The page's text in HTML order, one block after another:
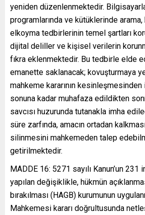
yeniden düzenlenmektedir.
programlarında ve kütüklerinde
elkoyma tedbirlerinin temel şartları
dijital deliller ve kişisel verilerin
fıkra eklenmektedir. Bu tedbirle elde
emanette saklanacak; kovuşturmaya
mahkeme kararının
sonuna kadar muhafaza edildikten
savcısı huzurunda tutanakla imha
süre zarfında, amacın ortadan
silinmesini mahkemeden talep
getirilmektedir.
MADDE 16: 5271 sayılı Kanun’un
yapılan değişiklikle, hükmün
bırakılması (HAGB) kurumunun
Mahkemesi kararı doğrultusunda